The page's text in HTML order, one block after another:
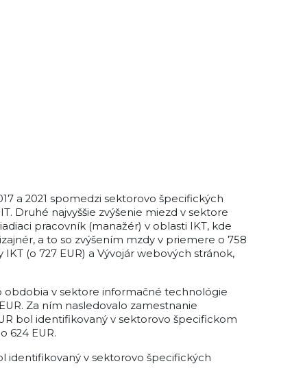
a 2021 spomedzi sektorovo špecifických
Druhé najvyššie zvýšenie miezd v sektore
pracovník (manažér) v oblasti IKT, kde
a to so zvýšením mzdy v priemere o 758
(o 727 EUR) a Vývojár webových stránok,
obdobia v sektore informačné technológie
Za ním nasledovalo zamestnanie
bol identifikovaný v sektorovo špecifickom
624 EUR.
identifikovaný v sektorovo špecifických